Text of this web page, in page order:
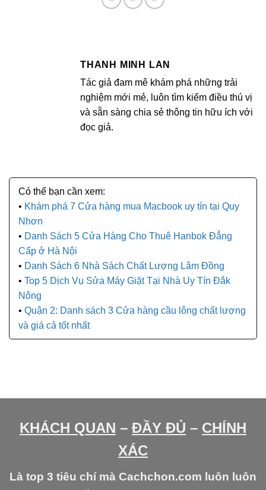
THANH MINH LAN
Tác giả đam mê khám phá những trải
nghiệm mới mẻ, luôn tìm kiếm điều thú vị
và sẵn sàng chia sẻ thông tin hữu ích với
đọc giả.
Khám phá 7 Cửa hàng mua Macbook uy tín tại Quy
Nhơn
Danh Sách 5 Cửa Hàng Cho Thuê Hanbok Đẳng
Cấp ở Hà Nội
Danh Sách 6 Nhà Sách Chất Lượng Lâm Đồng
Top 5 Dịch Vụ Sửa Máy Giặt Tại Nhà Uy Tín Đắk
Nông
Quận 2: Danh sách 3 Cửa hàng cầu lông chất lượng
và giá cả tốt nhất
KHÁCH QUAN – ĐẦY ĐỦ – CHÍNH
XÁC
Là top 3 tiêu chí mà Cachchon.com luôn luôn